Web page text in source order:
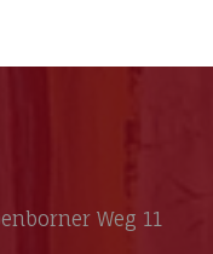
Weg 11